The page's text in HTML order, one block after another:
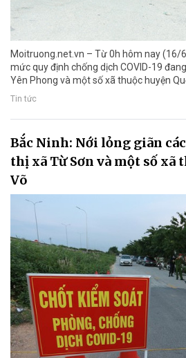
Moitruong.net.vn – Từ 0h hôm nay (16/
mức quy định chống dịch COVID-19
Yên Phong và một số xã thuộc huyện
Tin tức
Bắc Ninh: Nới lỏng giãn
thị xã Từ Sơn và một số xã
Võ